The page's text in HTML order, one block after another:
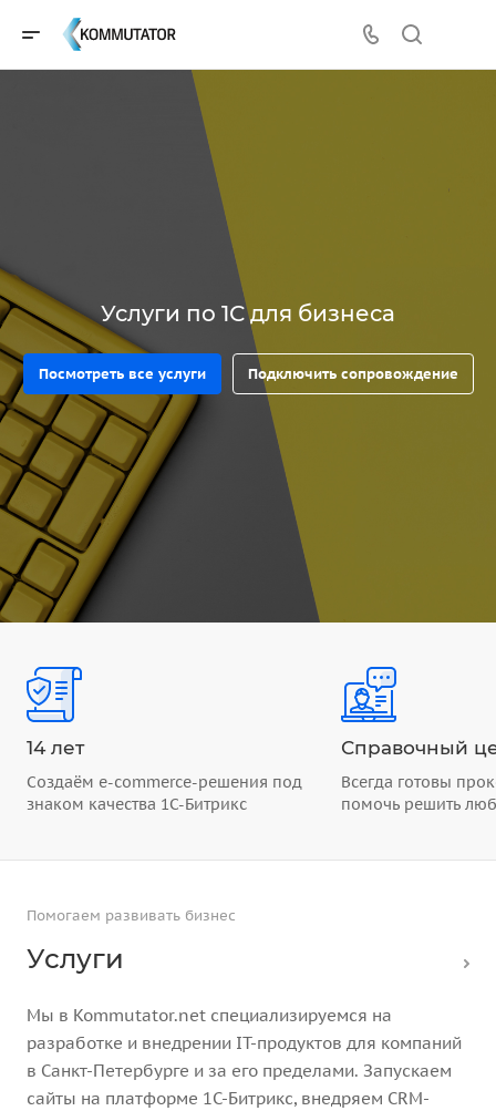
Услуги по 1С для бизнеса
Посмотреть все услуги Подключить сопровождение
14 лет
Создаём e-commerce-решения под
знаком качества 1С-Битрикс
Справочный
Всегда готовы
помочь решить
Помогаем развивать бизнес
Услуги
Мы в Kommutator.net специализируемся на
разработке и внедрении IT-продуктов для компаний
в Санкт-Петербурге и за его пределами. Запускаем
сайты на платформе 1С-Битрикс, внедряем CRM-